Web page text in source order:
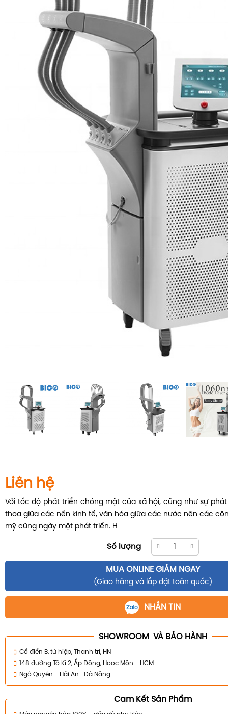
Liên hệ
Với tốc độ phát triển chóng mặt của xã hội, cũng như sự
thoa giữa các nền kinh tế, văn hóa giữa các nước nên các
mỹ cũng ngày một phát triển. H
Số lượng
MUA ONLINE GIẢM NGAY
(Giao hàng và lắp đặt toàn quốc)
NHẮN TIN
SHOWROOM VÀ BẢO HÀNH
Cổ điển B, tứ hiệp, Thanh trì, HN
148 đường Tô Kí 2, Ấp Đông, Hooc Môn - HCM
Ngô Quyền - Hải An- Đà Nẵng
Cam Kết Sản Phẩm